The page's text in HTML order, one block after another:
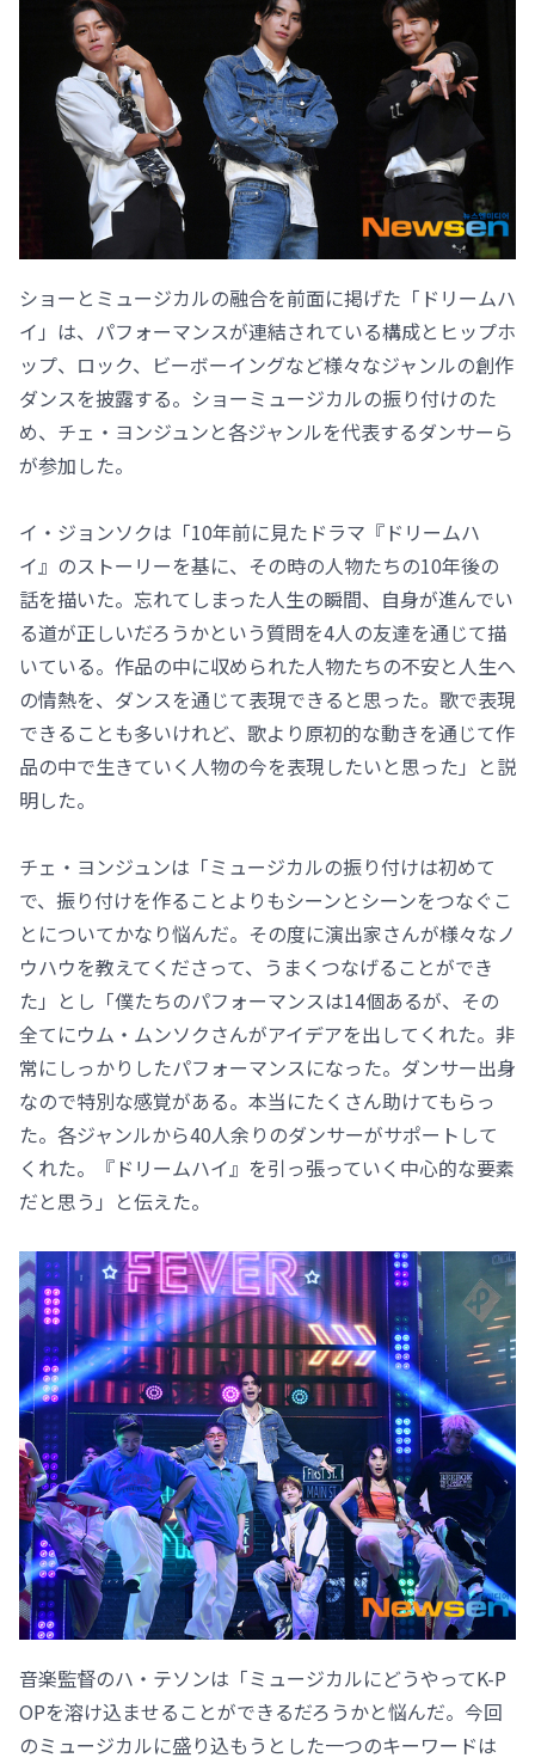
ショーとミュージカルの融合を前面に掲げた「ドリームハ
イ」は、パフォーマンスが連結されている構成とヒップホ
ップ、ロック、ビーボーイングなど様々なジャンルの創作
ダンスを披露する。ショーミュージカルの振り付けのた
め、チェ・ヨンジュンと各ジャンルを代表するダンサーら
が参加した。
イ・ジョンソクは「10年前に見たドラマ『ドリームハ
イ』のストーリーを基に、その時の人物たちの10年後の
話を描いた。忘れてしまった人生の瞬間、自身が進んでい
る道が正しいだろうかという質問を4人の友達を通じて描
いている。作品の中に収められた人物たちの不安と人生へ
の情熱を、ダンスを通じて表現できると思った。歌で表現
できることも多いけれど、歌より原初的な動きを通じて作
品の中で生きていく人物の今を表現したいと思った」と説
明した。
チェ・ヨンジュンは「ミュージカルの振り付けは初めて
で、振り付けを作ることよりもシーンとシーンをつなぐこ
とについてかなり悩んだ。その度に演出家さんが様々なノ
ウハウを教えてくださって、うまくつなげることができ
た」とし「僕たちのパフォーマンスは14個あるが、その
全てにウム・ムンソクさんがアイデアを出してくれた。非
常にしっかりしたパフォーマンスになった。ダンサー出身
なので特別な感覚がある。本当にたくさん助けてもらっ
た。各ジャンルから40人余りのダンサーがサポートして
くれた。『ドリームハイ』を引っ張っていく中心的な要素
だと思う」と伝えた。
音楽監督のハ・テソンは「ミュージカルにどうやってK-P
OPを溶け込ませることができるだろうかと悩んだ。今回
のミュージカルに盛り込もうとした一つのキーワードは